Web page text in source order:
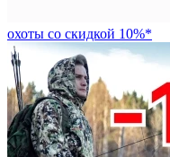
охоты со скидкой 10%*